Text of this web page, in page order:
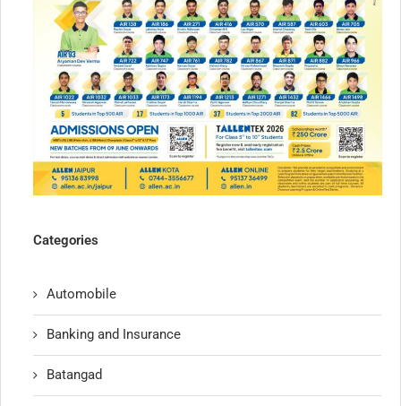
Categories
Automobile
Banking and Insurance
Batangad